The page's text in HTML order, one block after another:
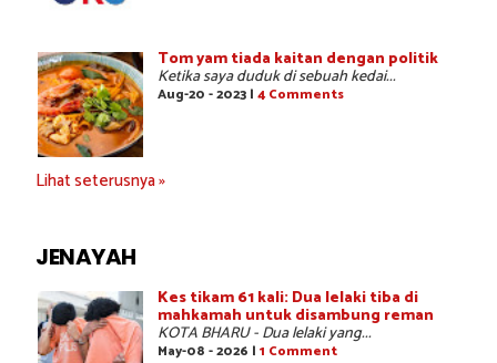
Tom yam tiada kaitan dengan politik
Ketika saya duduk di sebuah kedai...
Aug-20 - 2023 | 4 Comments
Lihat seterusnya »
JENAYAH
Kes tikam 61 kali: Dua lelaki tiba di
mahkamah untuk disambung reman
KOTA BHARU - Dua lelaki yang...
May-08 - 2026 | 1 Comment